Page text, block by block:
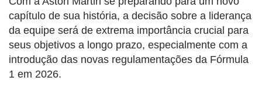
capítulo de sua história, a decisão sobre a liderança
da equipe será de extrema importância crucial para
seus objetivos a longo prazo, especialmente com a
introdução das novas regulamentações da Fórmula
1 em 2026.